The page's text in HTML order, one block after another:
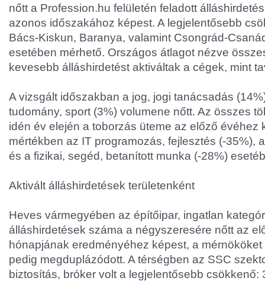
nőtt a Profession.hu felületén feladott
azonos időszakához képest. A legjelentősebb
Bács-Kiskun, Baranya, valamint Csongrád-
esetében mérhető. Országos átlagot nézve
kevesebb álláshirdetést aktiváltak a cégek, mint
A vizsgált időszakban a jog, jogi tanácsadás
tudomány, sport (3%) volumene nőtt. Az összes
idén év elején a toborzás üteme az előző évéhez
mértékben az IT programozás, fejlesztés (-35%),
és a fizikai, segéd, betanított munka (-28%)
Aktivált álláshirdetések területenként
Heves vármegyében az építőipar, ingatlan
álláshirdetések száma a négyszeresére nőtt az
hónapjának eredményéhez képest, a
pedig megduplázódott. A térségben az SSC
biztosítás, bróker volt a legjelentősebb csökkenő: